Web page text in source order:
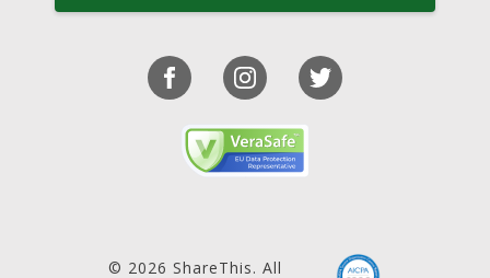
© 2026 ShareThis. All